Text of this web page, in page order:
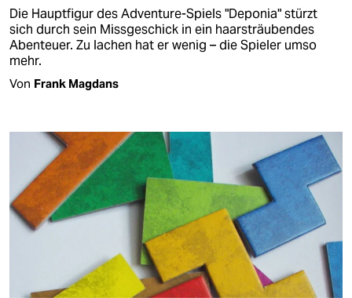
Die Hauptfigur des Adventure-Spiels "Deponia" stürzt
sich durch sein Missgeschick in ein haarsträubendes
Abenteuer. Zu lachen hat er wenig – die Spieler umso
mehr.
Von Frank Magdans